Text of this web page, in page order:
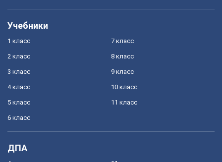
Учебники
1 класс
2 класс
3 класс
4 класс
5 класс
6 класс
7 класс
8 класс
9 класс
10 класс
11 класс
ДПА